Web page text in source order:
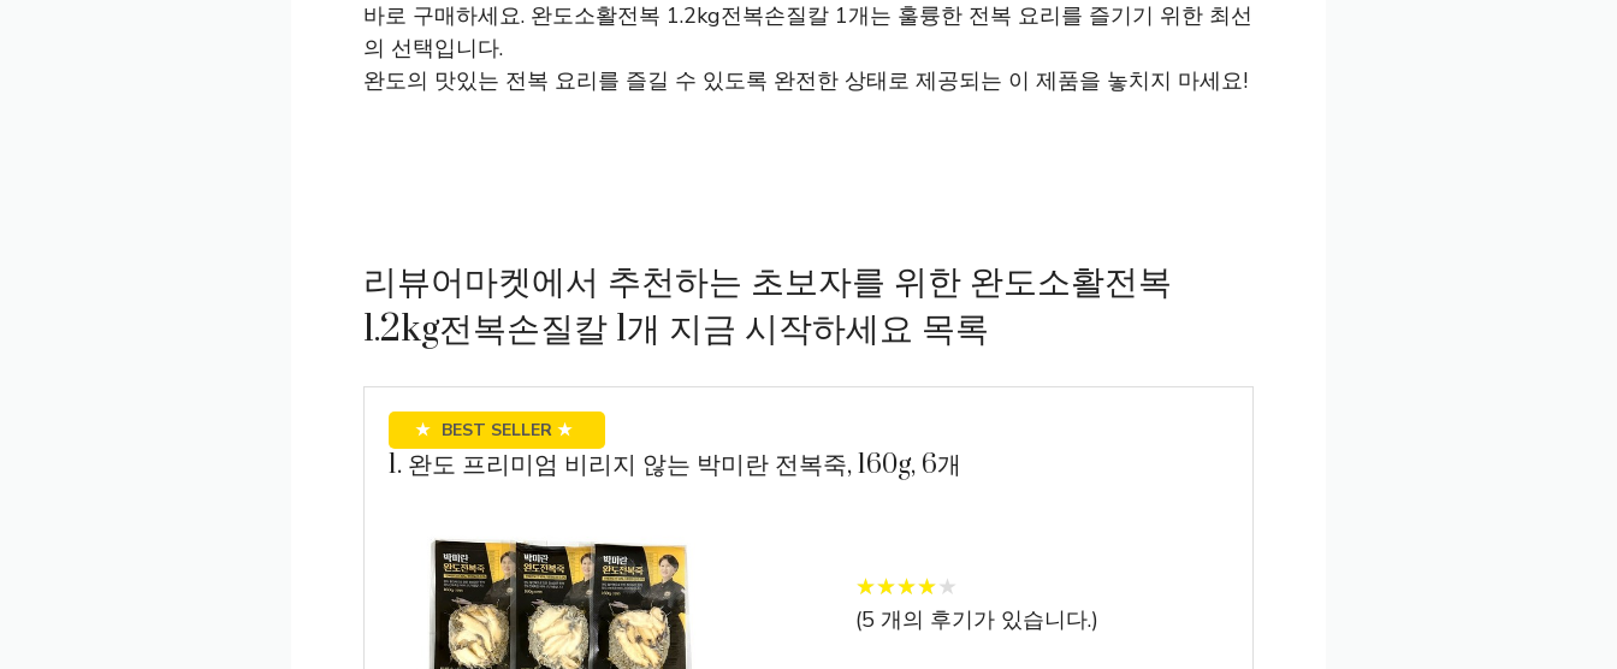
바로 구매하세요. 완도소활전복 1.2kg전복손질칼 1개는 훌륭한 전복 요리를 즐기기 위한 최선
의 선택입니다.
완도의 맛있는 전복 요리를 즐길 수 있도록 완전한 상태로 제공되는 이 제품을 놓치지 마세요!
리뷰어마켓에서 추천하는 초보자를 위한 완도소활전복
1.2kg전복손질칼 1개 지금 시작하세요 목록
★ BEST SELLER ★
1. 완도 프리미엄 비리지 않는 박미란 전복죽, 160g, 6개
★★★★★
★★★★★
(5 개의 후기가 있습니다.)